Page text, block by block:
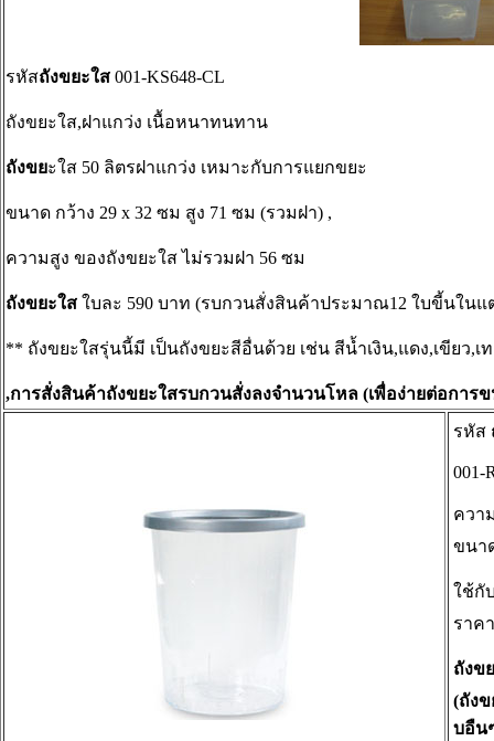
รหัสถังขยะใส 001-KS648-CL
ถังขยะใส,ฝาแกว่ง เนื้อหนาทนทาน
ถังขยะใส 50 ลิตรฝาแกว่ง เหมาะกับการแยกขยะ
ขนาด กว้าง 29 x 32 ซม สูง 71 ซม (รวมฝา) ,
ความสูง ของถังขยะใส ไม่รวมฝา 56 ซม
ถังขยะใส ใบละ 590 บาท (รบกวนสั่งสินค้าประมาณ12 ใบขี้นในแ
** ถังขยะใสรุ่นนี้มี เป็นถังขยะสีอื่นด้วย เช่น สีน้ำเงิน,แดง,เขียว,เ
,การสั่งสินค้าถังขยะใสรบกวนสั่งลงจำนวนโหล (เพื่อง่ายต่อการ
รหัส
001-
ควา
ขนา
ใช้กั
ราค
ถังข
(ถัง
บอืน